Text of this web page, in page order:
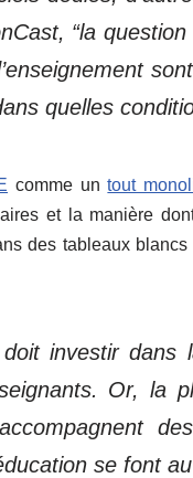
“la
quelles
comme untout
et la manière
des tableaux
investir dans
Or, la
se font